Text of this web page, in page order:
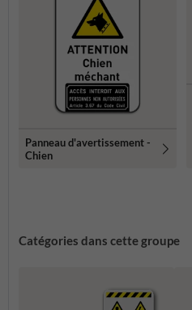
Panneau d'avertissement -
Chien
Catégories dans cette groupe